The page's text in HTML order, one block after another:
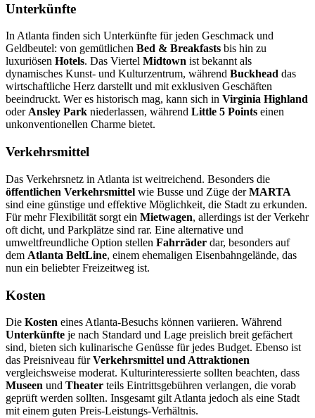
Unterkünfte
In Atlanta finden sich Unterkünfte für jeden Geschmack und
Geldbeutel: von gemütlichen Bed & Breakfasts bis hin zu
luxuriösen Hotels. Das Viertel Midtown ist bekannt als
dynamisches Kunst- und Kulturzentrum, während Buckhead das
wirtschaftliche Herz darstellt und mit exklusiven Geschäften
beeindruckt. Wer es historisch mag, kann sich in Virginia Highland
oderAnsley Park niederlassen, während Little 5 Points einen
unkonventionellen Charme bietet.
Verkehrsmittel
Das Verkehrsnetz in Atlanta ist weitreichend. Besonders die
öffentlichen Verkehrsmittel wie Busse und Züge derMARTA
sind eine günstige und effektive Möglichkeit, die Stadt zu erkunden.
Für mehr Flexibilität sorgt ein Mietwagen, allerdings ist der Verkehr
oft dicht, und Parkplätze sind rar. Eine alternative und
umweltfreundliche Option stellen Fahrräder dar, besonders auf
dem Atlanta BeltLine, einem ehemaligen Eisenbahngelände, das
nun ein beliebter Freizeitweg ist.
Kosten
Die Kosten eines Atlanta-Besuchs können variieren. Während
Unterkünfte je nach Standard und Lage preislich breit gefächert
sind, bieten sich kulinarische Genüsse für jedes Budget. Ebenso ist
das Preisniveau fürVerkehrsmittel und Attraktionen
vergleichsweise moderat. Kulturinteressierte sollten beachten, dass
Museen und Theater teils Eintrittsgebühren verlangen, die vorab
geprüft werden sollten. Insgesamt gilt Atlanta jedoch als eine Stadt
mit einem guten Preis-Leistungs-Verhältnis.